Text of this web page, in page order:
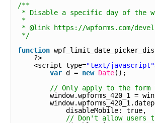
/**
* Disable a specific day of the
*
* @link https://wpforms.com/
*/
function
?>
<script type="text/javascript"
var d = new Date();
// Only apply to the form
window.wpforms_420_1 =
disableMobile: true,
// Don't allow users